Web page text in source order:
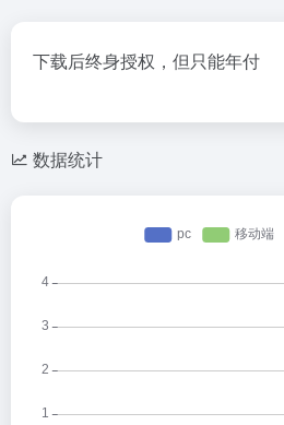
下载后终身授权，但只能年付
数据统计